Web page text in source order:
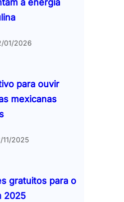
a energia
01/2026
para ouvir
mexicanas
11/2025
gratuitos para o
2025